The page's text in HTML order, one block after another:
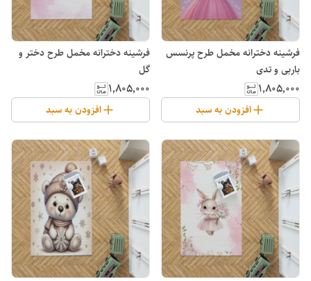
فرشینه دخترانه مخمل طرح پرنسس
باربی و تدی
۱٬۸۰۵٬۰۰۰
افزودن به سبد
فرشینه دخترانه مخمل طرح دختر و
گل
۱٬۸۰۵٬۰۰۰
افزودن به سبد